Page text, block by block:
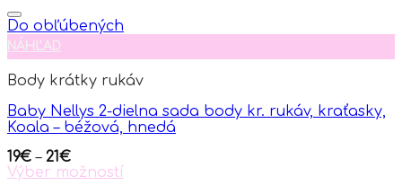
product
has
multiple
variants.
The
options
may
be
chosen
on
the
Do obľúbených
NÁHĽAD
Body krátky rukáv
Baby Nellys 2-dielna sada body kr. rukáv, kraťasky,
Koala – béžová, hnedá
19€ – 21€
Výber možností